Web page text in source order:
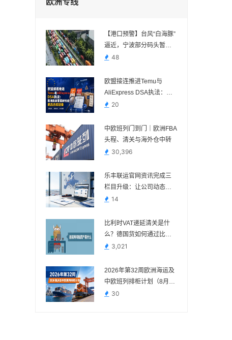
欧洲专线
【港口预警】台风“白海豚”
逼近，宁波部分码头暂停
作业，近期出货请提前规
48
欧盟接连推进Temu与
AliExpress DSA执法：欧
洲卖家要重新检查商品合
20
中欧班列门到门｜欧洲FBA
头程、清关与海外仓中转
30,396
乐丰联运官网资讯完成三
栏目升级：让公司动态、
电商政策与物流变化各归
14
比利时VAT递延清关是什
么？德国货如何通过比利
时进口？
3,021
2026年第32周欧洲海运及
中欧班列排柜计划（8月3
日—8月9日）
30